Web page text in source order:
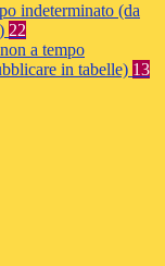
indeterminato (da
22
a tempo
in tabelle) 13